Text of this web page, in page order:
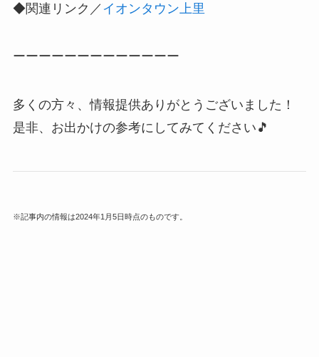
◆関連リンク／ イオンタウン上里
ーーーーーーーーーーーーー
多くの方々、情報提供ありがとうございました！
是非、お出かけの参考にしてみてください🎵
※記事内の情報は2024年1月5日時点のものです。